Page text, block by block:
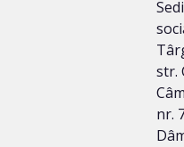
str.
nr.